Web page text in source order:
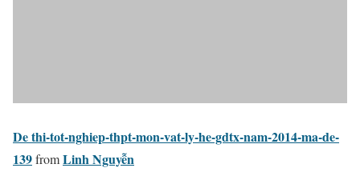
De thi-tot-nghiep-thpt-mon-vat-ly-he-gdtx-nam-2014-ma-de-
139fromLinh Nguyễn